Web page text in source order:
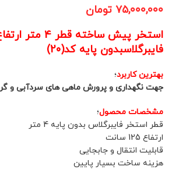
۷۵,۰۰۰,۰۰۰ تومان
فایبرگلاسبدون پایه کد(20)
بهترین کاربرد؛
جهت نگهداری و پرورش ماهی های سردآبی و
مشخصات محصول؛
قطر استخر فایبرگلاس بدون پایه 4 متر
ارتفاع 125 سانت
قابلیت انتقال و جابجایی
هزینه ساخت بسیار پایین